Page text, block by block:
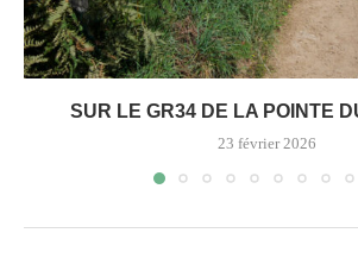
SUR LE GR34 DE LA POINTE
23 février 2026